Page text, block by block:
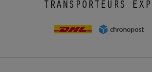
TRANSPORTEURS